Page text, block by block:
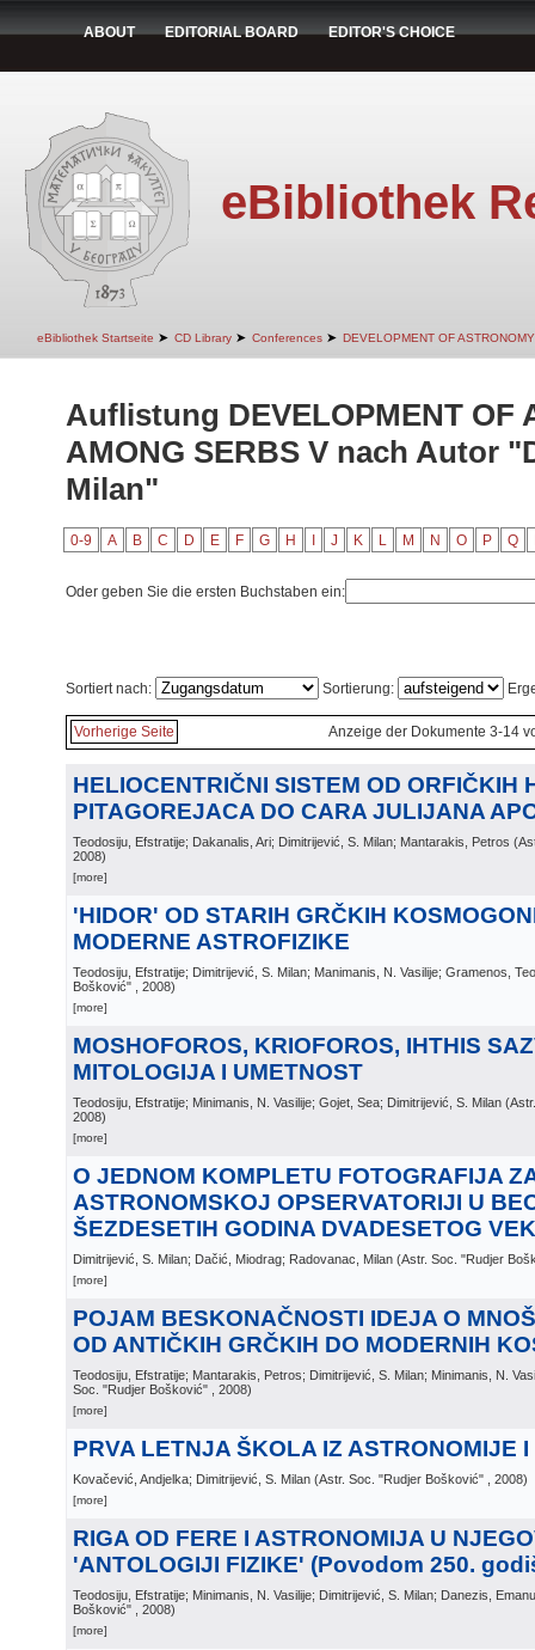
ABOUT EDITORIAL BOARD EDITOR'S CHOICE
eBibliothek
eBibliothek Startseite ➤ CD Library ➤ Conferences ➤ DEVELOPMENT OF
Auflistung DEVELOPMENT OF
AMONG SERBS V nach Autor
Milan"
0-9 A B C D E F G H J K L M N O P Q
Oder geben Sie die ersten Buchstaben ein:
Sortiert nach: Sortierung:
Vorherige Seite Anzeige der Dokumente 3-14
HELIOCENTRIČNI SISTEM OD ORFIČKIH
PITAGOREJACA DO CARA JULIJANA
Teodosiju, Efstratije; Dakanalis, Ari; Dimitrijević, S. Milan; Mantarakis, Petros (
2008)
[more]
'HIDOR' OD STARIH GRČKIH
MODERNE ASTROFIZIKE
Teodosiju, Efstratije; Dimitrijević, S. Milan; Manimanis, N. Vasilije; Gramenos,
Bošković"
, 2008)
[more]
MOSHOFOROS, KRIOFOROS, IHTHIS
MITOLOGIJA I UMETNOST
Teodosiju, Efstratije; Minimanis, N. Vasilije; Gojet, Sea; Dimitrijević, S. Milan (
2008)
[more]
O JEDNOM KOMPLETU FOTOGRAFIJA
ASTRONOMSKOJ OPSERVATORIJI U
ŠEZDESETIH GODINA DVADESETOG
Dimitrijević, S. Milan; Dačić, Miodrag; Radovanac, Milan (Astr. Soc. "Rudjer
[more]
POJAM BESKONAČNOSTI IDEJA O
OD ANTIČKIH GRČKIH DO MODERNIH
Teodosiju, Efstratije; Mantarakis, Petros; Dimitrijević, S. Milan; Minimanis, N.
Soc. "Rudjer Bošković"
, 2008)
[more]
PRVA LETNJA ŠKOLA IZ ASTRONOMIJE
Kovačević, Andjelka; Dimitrijević, S. Milan (Astr. Soc. "Rudjer Bošković" , 2008)
[more]
RIGA OD FERE I ASTRONOMIJA U
'ANTOLOGIJI FIZIKE' (Povodom 250.
Teodosiju, Efstratije; Minimanis, N. Vasilije; Dimitrijević, S. Milan; Danezis,
Bošković"
, 2008)
[more]